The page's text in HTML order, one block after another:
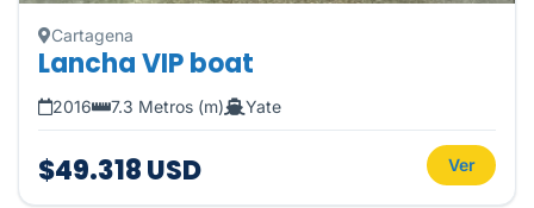
Cartagena
Lancha VIP boat
2016 7.3 Metros (m) Yate
$49.318 USD Ver